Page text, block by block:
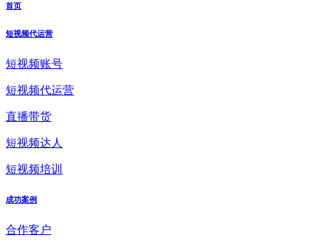
首页
短视频代运营
短视频账号
短视频代运营
直播带货
短视频达人
短视频培训
成功案例
合作客户